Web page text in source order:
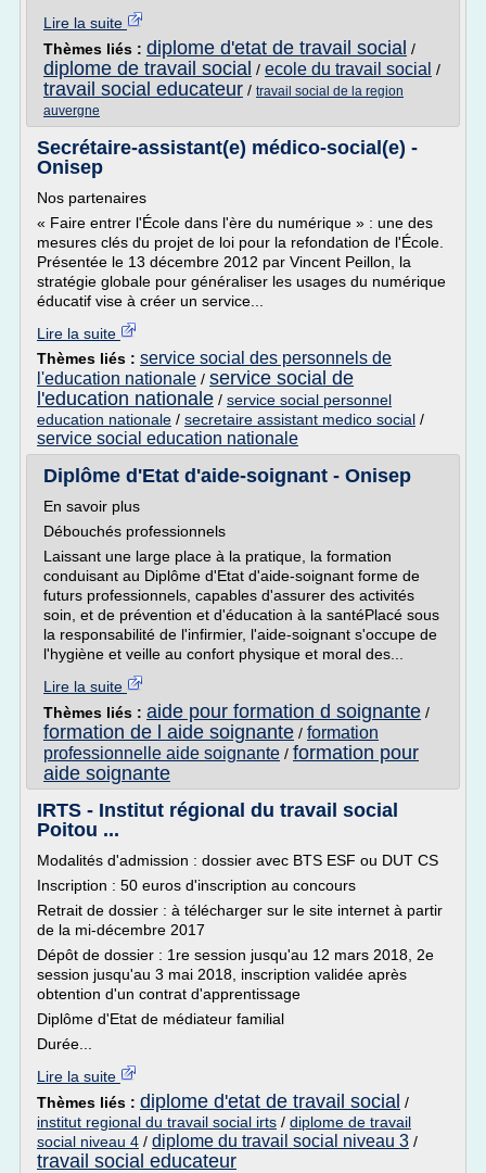
Lire la suite
Thèmes liés : diplome d'etat de travail social /
diplome de travail social / ecole du travail social /
travail social educateur / travail social de la region
auvergne
Secrétaire-assistant(e) médico-social(e) -
Onisep
Nos partenaires
« Faire entrer l'École dans l'ère du numérique » : une des
mesures clés du projet de loi pour la refondation de l'École.
Présentée le 13 décembre 2012 par Vincent Peillon, la
stratégie globale pour généraliser les usages du numérique
éducatif vise à créer un service...
Lire la suite
Thèmes liés : service social des personnels de
l'education nationale / service social de
l'education nationale / service social personnel
education nationale / secretaire assistant medico social /
service social education nationale
Diplôme d'Etat d'aide-soignant - Onisep
En savoir plus
Débouchés professionnels
Laissant une large place à la pratique, la formation
conduisant au Diplôme d'Etat d'aide-soignant forme de
futurs professionnels, capables d'assurer des activités
soin, et de prévention et d'éducation à la santéPlacé sous
la responsabilité de l'infirmier, l'aide-soignant s'occupe de
l'hygiène et veille au confort physique et moral des...
Lire la suite
Thèmes liés : aide pour formation d soignante /
formation de l aide soignante / formation
professionnelle aide soignante / formation pour
aide soignante
IRTS - Institut régional du travail social
Poitou ...
Modalités d'admission : dossier avec BTS ESF ou DUT CS
Inscription : 50 euros d'inscription au concours
Retrait de dossier : à télécharger sur le site internet à partir
de la mi-décembre 2017
Dépôt de dossier : 1re session jusqu'au 12 mars 2018, 2e
session jusqu'au 3 mai 2018, inscription validée après
obtention d'un contrat d'apprentissage
Diplôme d'Etat de médiateur familial
Durée...
Lire la suite
Thèmes liés : diplome d'etat de travail social /
institut regional du travail social irts / diplome de travail
social niveau 4 / diplome du travail social niveau 3 /
travail social educateur